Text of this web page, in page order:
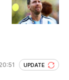
UPDATE